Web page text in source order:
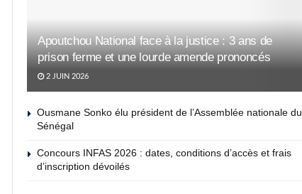
Apoutchou National face à la justice : 3 ans de
prison ferme et une lourde amende prononcés
2 JUIN 2026
Ousmane Sonko élu président de l’Assemblée nationale du
Sénégal
Concours INFAS 2026 : dates, conditions d’accès et frais
d’inscription dévoilés